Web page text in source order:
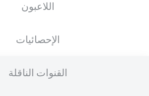
اللاعبون
الإحصائيات
القنوات الناقلة
إعلان